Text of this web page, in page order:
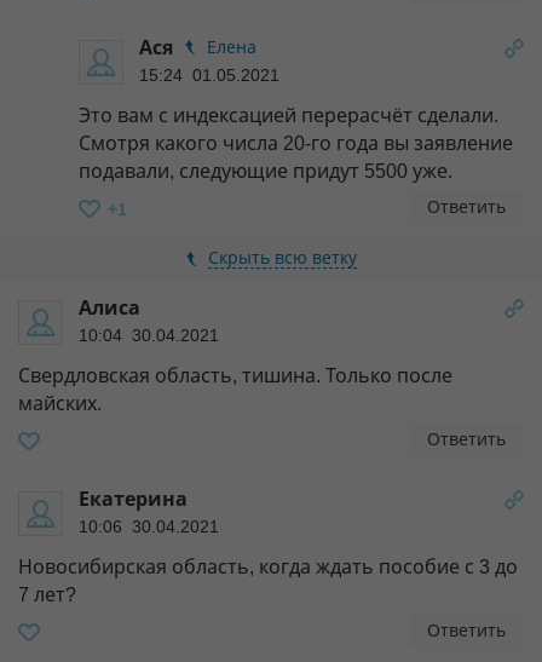
Ася
Елена
15:24 01.05.2021
Это вам с индексацией перерасчёт сделали.
Смотря какого числа 20-го года вы заявление
подавали, следующие придут 5500 уже.
+1 Ответить
Скрыть всю ветку
Алиса
10:04 30.04.2021
Свердловская область, тишина. Только после
майских.
Ответить
Екатерина
10:06 30.04.2021
Новосибирская область, когда ждать пособие с 3 до
7 лет?
Ответить